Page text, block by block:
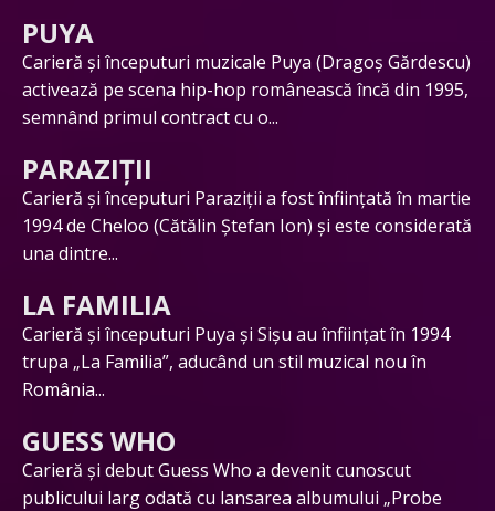
PUYA
Carieră și începuturi muzicale Puya (Dragoș Gărdescu)
activează pe scena hip-hop românească încă din 1995,
semnând primul contract cu o...
PARAZIȚII
Carieră și începuturi Paraziții a fost înființată în martie
1994 de Cheloo (Cătălin Ștefan Ion) și este considerată
una dintre...
LA FAMILIA
Carieră și începuturi Puya și Sișu au înființat în 1994
trupa „La Familia”, aducând un stil muzical nou în
România...
GUESS WHO
Carieră și debut Guess Who a devenit cunoscut
publicului larg odată cu lansarea albumului „Probe